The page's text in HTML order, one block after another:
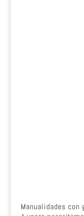
Manualidades con